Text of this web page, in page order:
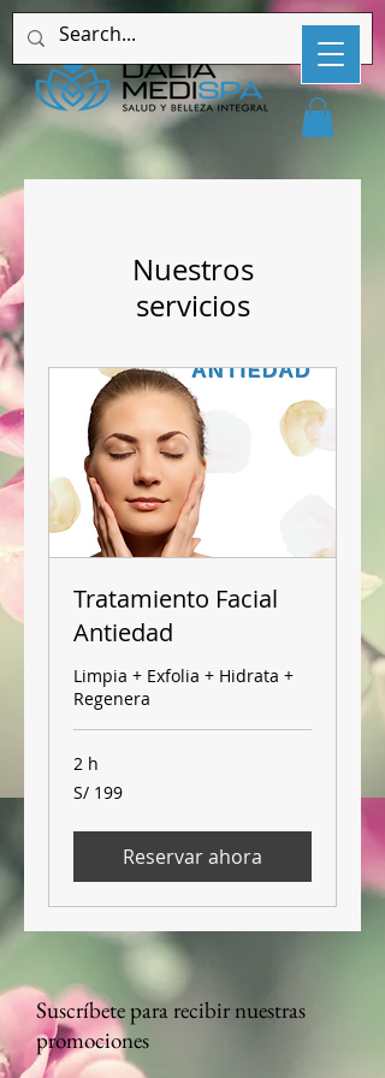
Nuestros
servicios
Tratamiento Facial
Antiedad
Limpia + Exfolia + Hidrata +
Regenera
2 h
199
soles
S/ 199
Reservar ahora
Suscríbete para recibir nuestras
promociones